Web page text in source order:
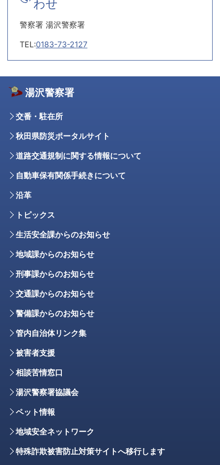
わせ
警察署 湯沢警察署
TEL:0183-73-2127
湯沢警察署
交番・駐在所
秋田県防災ポータルサイト
道路交通規制に関する情報について
自動車保有関係手続きについて
沿革
トピックス
生活安全課からのお知らせ
地域課からのお知らせ
刑事課からのお知らせ
交通課からのお知らせ
警備課からのお知らせ
管内自治体リンク集
被害者支援
相談苦情窓口
湯沢警察署協議会
ペット情報
地域安全ネットワーク
特殊詐欺被害防止対策サイトへ移行します